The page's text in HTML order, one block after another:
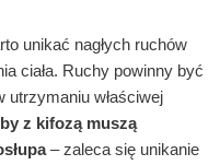
unikać nagłych ruchów
ciała. Ruchy powinny być
utrzymaniu właściwej
z kifozą muszą
– zaleca się unikanie